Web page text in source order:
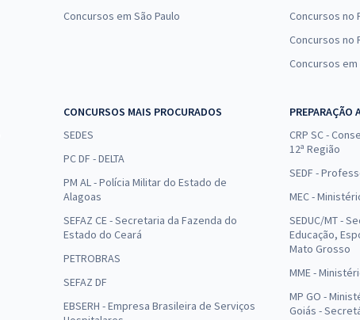
Concursos em São Paulo
Concursos no
Concursos no
Concursos
CONCURSOS MAIS PROCURADOS
SEDES
PC DF - DELTA
PM AL - Polícia Militar do Estado de
Alagoas
SEFAZ CE - Secretaria da Fazenda do
Estado do Ceará
PETROBRAS
SEFAZ DF
EBSERH - Empresa Brasileira de Serviços
PREPARAÇÃO
CRP SC -
12ª Região
SEDF -
MEC -
SEDUC/MT -
Educação,
Mato Grosso
MME -
MP GO -
Goiás -